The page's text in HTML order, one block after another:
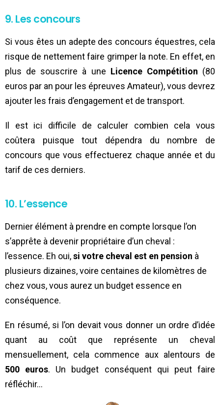
9. Les concours
Si vous êtes un adepte des concours équestres, cela
risque de nettement faire grimper la note. En effet, en
plus de souscrire à une Licence Compétition (80
euros par an pour les épreuves Amateur), vous devrez
ajouter les frais d’engagement et de transport.
Il est ici difficile de calculer combien cela vous
coûtera puisque tout dépendra du nombre de
concours que vous effectuerez chaque année et du
tarif de ces derniers.
10. L’essence
Dernier élément à prendre en compte lorsque l’on
s’apprête à devenir propriétaire d’un cheval :
l’essence. Eh oui,si votre cheval est en pension à
plusieurs dizaines, voire centaines de kilomètres de
chez vous, vous aurez un budget essence en
conséquence.
En résumé, si l’on devait vous donner un ordre d’idée
quant au coût que représente un cheval
mensuellement, cela commence aux alentours de
500 euros. Un budget conséquent qui peut faire
réfléchir…